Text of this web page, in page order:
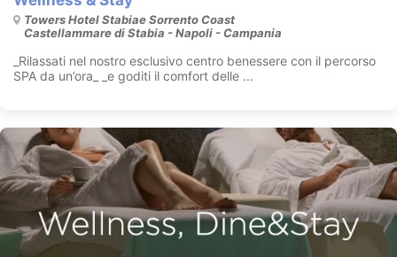
Towers Hotel Stabiae Sorrento Coast
Castellammare di Stabia - Napoli - Campania
_Rilassati nel nostro esclusivo centro benessere con il percorso
SPA da un’ora_ _e goditi il comfort delle ...